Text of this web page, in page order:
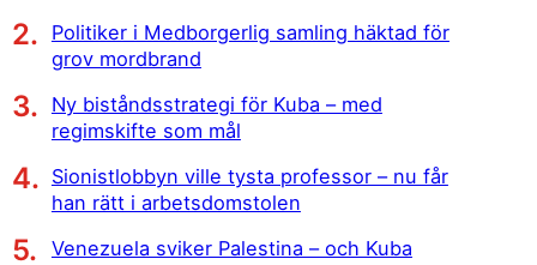
Politiker i Medborgerlig samling häktad för
grov mordbrand
Ny biståndsstrategi för Kuba – med
regimskifte som mål
Sionistlobbyn ville tysta professor – nu får
han rätt i arbetsdomstolen
Venezuela sviker Palestina – och Kuba